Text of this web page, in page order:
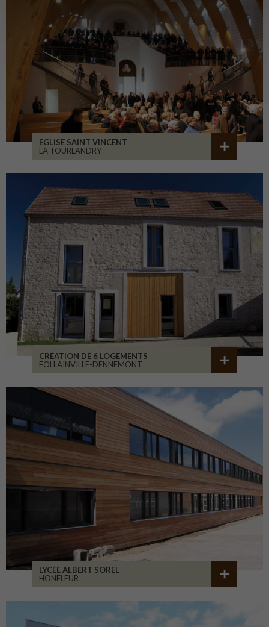
EGLISE SAINT VINCENT
LA TOURLANDRY
CRÉATION DE 6 LOGEMENTS
FOLLAINVILLE-DENNEMONT
LYCÉE ALBERT SOREL
HONFLEUR